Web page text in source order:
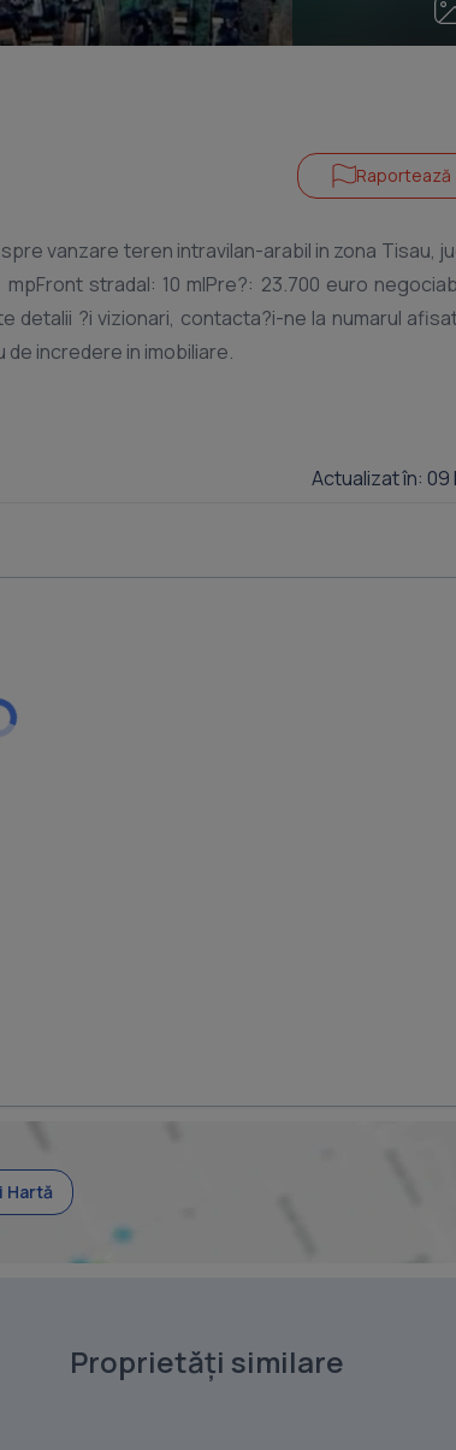
Raportează
vanzare teren intravilan-arabil in zona Tisau,
stradal: 10 mlPre?: 23.700 euro
detalii ?i vizionari, contacta?i-ne la numarul
Actualizat în: 09
Hartă
Proprietăți similare